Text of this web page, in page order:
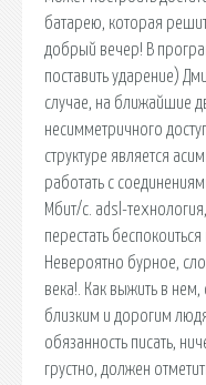
батарею, которая
добрый вечер! В
поставить ударение)
случае, на ближайшие
несимметричного
структуре является
работать с
Мбит/с. adsl-
перестать
Невероятно бурное,
века!. Как выжить в
близким и дорогим
обязанность писать,
грустно, должен